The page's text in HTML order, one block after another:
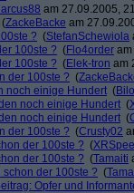
am 27.09.2005,
(ZackeBacke am
? (StefanSchewiola
100ste ? (Flo4order
100ste ? (Elek-tron am
der 100ste ? (
noch einige Hundert (
noch einige Hundert (
noch einige Hundert (
der 100ste ? (Crusty02
der 100ste ? (
der 100ste ? (Tamaiti
schon der 100ste ? (
Opfer und